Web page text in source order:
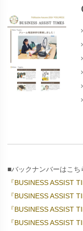
■バックナンバーはこち
『BUSINESS ASSIST
『BUSINESS ASSIST
『BUSINESS ASSIST
『BUSINESS ASSIST